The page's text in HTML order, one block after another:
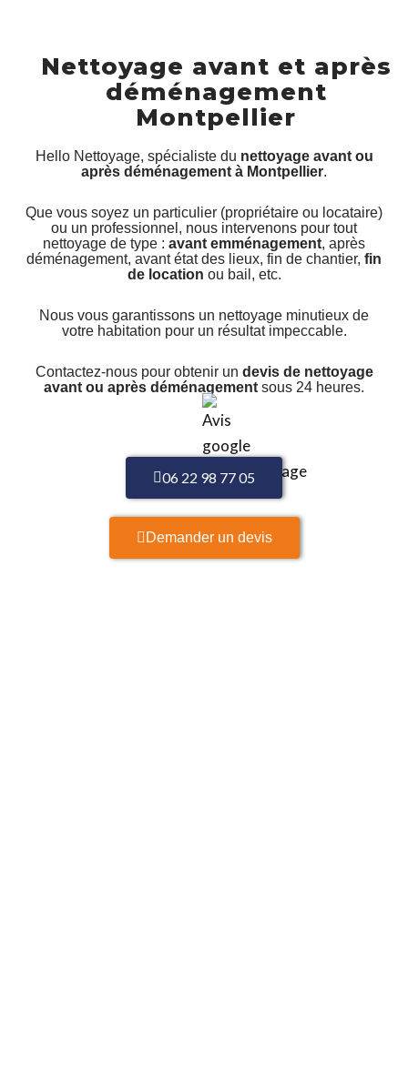
Nettoyage avant et après
déménagement
Montpellier
Hello Nettoyage, spécialiste du nettoyage avant ou
après déménagement à Montpellier.
Que vous soyez un particulier (propriétaire ou locataire)
ou un professionnel, nous intervenons pour tout
nettoyage de type : avant emménagement, après
déménagement, avant état des lieux, fin de chantier, fin
de location ou bail, etc.
Nous vous garantissons un nettoyage minutieux de
votre habitation pour un résultat impeccable.
Contactez-nous pour obtenir un devis de nettoyage
avant ou après déménagement sous 24 heures.
06 22 98 77 05
Demander un devis